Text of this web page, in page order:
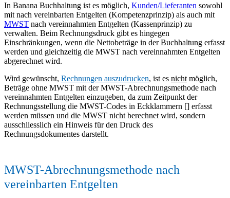
In Banana Buchhaltung ist es möglich, Kunden/Lieferanten sowohl
mit nach vereinbarten Entgelten (Kompetenzprinzip) als auch mit
MWST nach vereinnahmten Entgelten (Kassenprinzip) zu
verwalten. Beim Rechnungsdruck gibt es hingegen
Einschränkungen, wenn die Nettobeträge in der Buchhaltung erfasst
werden und gleichzeitig die MWST nach vereinnahmten Entgelten
abgerechnet wird.
Wird gewünscht, Rechnungen auszudrucken, ist es nicht möglich,
Beträge ohne MWST mit der MWST-Abrechnungsmethode nach
vereinnahmten Entgelten einzugeben, da zum Zeitpunkt der
Rechnungsstellung die MWST-Codes in Eckklammern [] erfasst
werden müssen und die MWST nicht berechnet wird, sondern
ausschliesslich ein Hinweis für den Druck des
Rechnungsdokumentes darstellt.
MWST-Abrechnungsmethode nach
vereinbarten Entgelten